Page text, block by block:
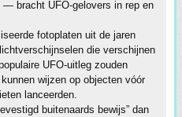
— bracht UFO-gelovers in rep en
fotoplaten uit de jaren
die verschijnen
UFO-uitleg zouden
wijzen op objecten vóór
lanceerden.
buitenaards bewijs” dan